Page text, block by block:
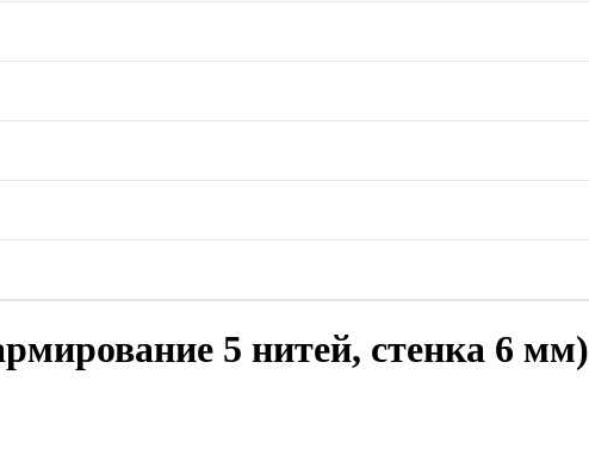
5 нитей, стенка 6 мм)